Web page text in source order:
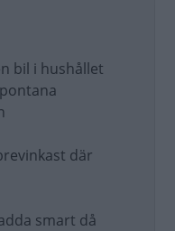
bil i hushållet
där
smart då